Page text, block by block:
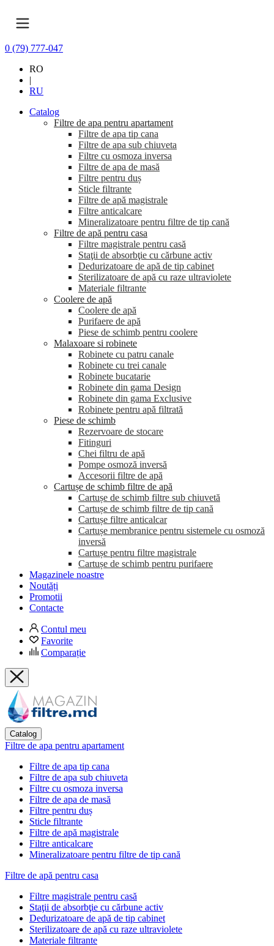
0 (79) 777-047
RO
|
RU
Catalog
Filtre de apa pentru apartament
Filtre de apa tip cana
Filtre de apa sub chiuveta
Filtre cu osmoza inversa
Filtre de apa de masă
Filtre pentru duș
Sticle filtrante
Filtre de apă magistrale
Filtre anticalcare
Mineralizatoare pentru filtre de tip cană
Filtre de apă pentru casa
Filtre magistrale pentru casă
Staţii de absorbţie cu cărbune activ
Dedurizatoare de apă de tip cabinet
Sterilizatoare de apă cu raze ultraviolete
Materiale filtrante
Coolere de apă
Сoolere de apă
Purifaere de apă
Piese de schimb pentru coolere
Malaxoare si robinete
Robinete cu patru canale
Robinete cu trei canale
Robinete bucatarie
Robinete din gama Design
Robinete din gama Exclusive
Robinete pentru apă filtrată
Piese de schimb
Rezervoare de stocare
Fitinguri
Chei filtru de apă
Pompe osmoză inversă
Accesorii filtre de apă
Cartușe de schimb filtre de apă
Cartușe de schimb filtre sub chiuvetă
Cartușe de schimb filtre de tip cană
Cartușe filtre anticalcar
Cartușe membranice pentru sistemele cu osmoză
inversă
Cartușe pentru filtre magistrale
Cartușe de schimb pentru purifaere
Magazinele noastre
Noutăți
Promotii
Contacte
Contul meu
Favorite
Comparație
Catalog
Filtre de apa pentru apartament
Filtre de apa tip cana
Filtre de apa sub chiuveta
Filtre cu osmoza inversa
Filtre de apa de masă
Filtre pentru duș
Sticle filtrante
Filtre de apă magistrale
Filtre anticalcare
Mineralizatoare pentru filtre de tip cană
Filtre de apă pentru casa
Filtre magistrale pentru casă
Staţii de absorbţie cu cărbune activ
Dedurizatoare de apă de tip cabinet
Sterilizatoare de apă cu raze ultraviolete
Materiale filtrante